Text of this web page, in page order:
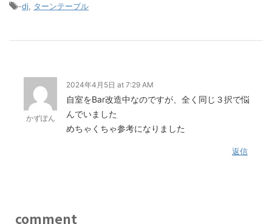
-dj, ターンテーブル
かずぽん
2024年4月5日 at 7:29 AM
自室をBar改造中なのですが、全く同じ３択で悩
んでいました
めちゃくちゃ参考になりました
返信
comment